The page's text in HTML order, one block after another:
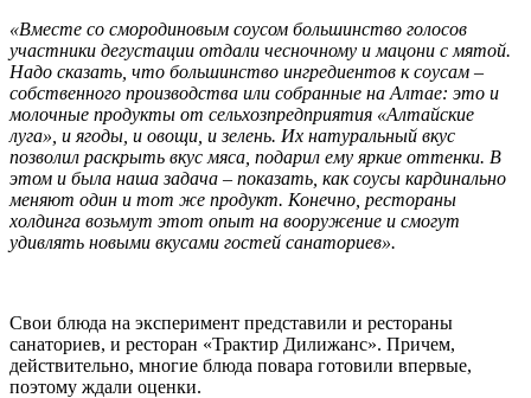
«Вместе со смородиновым соусом большинство голосов
участники дегустации отдали чесночному и мацони с мятой.
Надо сказать, что большинство ингредиентов к соусам –
собственного производства или собранные на Алтае: это и
молочные продукты от сельхозпредприятия «Алтайские
луга», и ягоды, и овощи, и зелень. Их натуральный вкус
позволил раскрыть вкус мяса, подарил ему яркие оттенки. В
этом и была наша задача – показать, как соусы кардинально
меняют один и тот же продукт. Конечно, рестораны
холдинга возьмут этот опыт на вооружение и смогут
удивлять новыми вкусами гостей санаториев».
Свои блюда на эксперимент представили и рестораны
санаториев, и ресторан «Трактир Дилижанс». Причем,
действительно, многие блюда повара готовили впервые,
поэтому ждали оценки.